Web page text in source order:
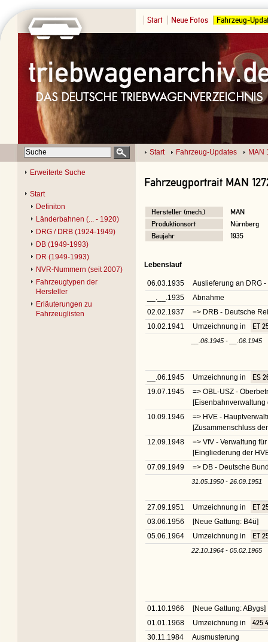
Start Neue Fotos Fahrzeug-
Start Fahrzeug-Updates MAN
Erweiterte Suche
Start
Definiton
Länderbahnen (... - 1920)
DRG / DRB (1924-1949)
DB (1949-1993)
DR (1949-1993)
NVR-Nummern (seit 2007)
Fahrzeugtypen der
Hersteller
Erläuterungen zu
Fahrzeuglisten
Fahrzeugportrait MAN
Hersteller (mech.)
MAN
Produktionsort
Nürnberg
Baujahr
1935
Lebenslauf
06.03.1935
Auslieferung an DRG
__.__.1935
Abnahme
02.02.1937
=> DRB - Deutsche
10.02.1941
Umzeichnung in ET
__.06.1945 - __.06.1945
__.06.1945 Umzeichnung in
ES
19.07.1945
=> OBL-USZ -
[Eisenbahnverwaltung
10.09.1946
=> HVE -
[Zusammenschluss
12.09.1948
=> VfV - Verwaltung
[Eingliederung der
07.09.1949
=> DB - Deutsche
31.05.1950 - 26.09.1951
27.09.1951 Umzeichnung in
ET
03.06.1956
[Neue Gattung: B4ü]
05.06.1964
Umzeichnung in ET
22.10.1964 - 05.02.1965
01.10.1966
[Neue Gattung: ABygs]
01.01.1968
Umzeichnung in
425
30.11.1984
Ausmusterung